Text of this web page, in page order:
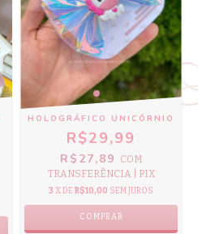
HOLOGRÁFICO UNICÓRNIO
R$29,99
R$27,89
COM
TRANSFERÊNCIA | PIX
3 X DE R$10,00 SEM JUROS